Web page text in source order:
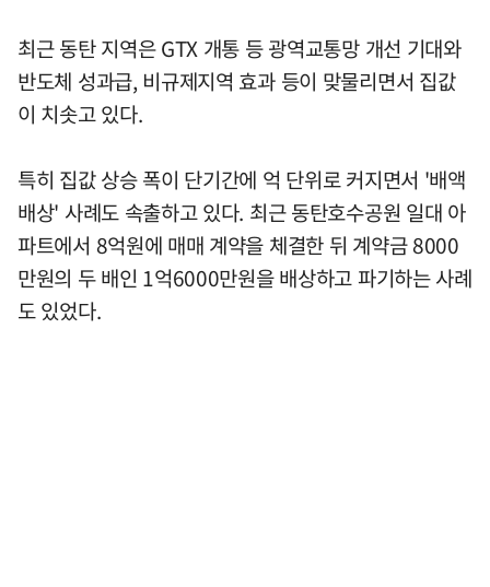
최근 동탄 지역은 GTX 개통 등 광역교통망 개선 기대와
반도체 성과급, 비규제지역 효과 등이 맞물리면서 집값
이 치솟고 있다.
특히 집값 상승 폭이 단기간에 억 단위로 커지면서 '배액
배상' 사례도 속출하고 있다. 최근 동탄호수공원 일대 아
파트에서 8억원에 매매 계약을 체결한 뒤 계약금 8000
만원의 두 배인 1억6000만원을 배상하고 파기하는 사례
도 있었다.